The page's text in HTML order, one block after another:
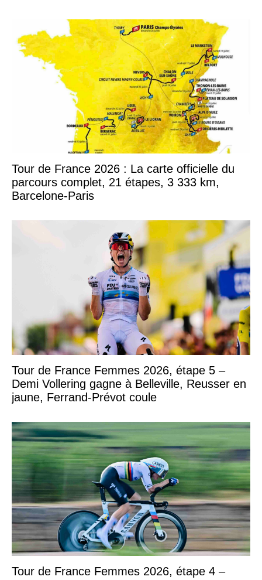
Tour de France 2026 : La carte officielle du
parcours complet, 21 étapes, 3 333 km,
Barcelone-Paris
Tour de France Femmes 2026, étape 5 –
Demi Vollering gagne à Belleville, Reusser en
jaune, Ferrand-Prévot coule
Tour de France Femmes 2026, étape 4 –